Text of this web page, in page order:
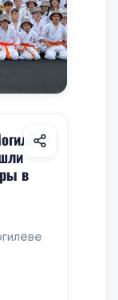
в